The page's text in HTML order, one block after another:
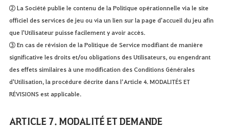
② La Société publie le contenu de la Politique opérationnelle via le site
officiel des services de jeu ou via un lien sur la page d'accueil du jeu afin
que l'Utilisateur puisse facilement y avoir accès.
③ En cas de révision de la Politique de Service modifiant de manière
significative les droits et/ou obligations des Utilisateurs, ou engendrant
des effets similaires à une modification des Conditions Générales
d'Utilisation, la procédure décrite dans l’Article 4. MODALITÉS ET
RÉVISIONS est applicable.
ARTICLE 7. MODALITÉ ET DEMANDE